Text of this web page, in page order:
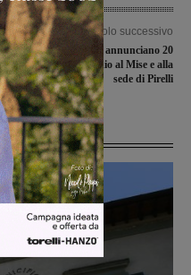
Articolo successivo
Bekaert, i lavoratori annunciano 20
ore di sciopero. Presidio al Mise e alla
sede di Pirelli